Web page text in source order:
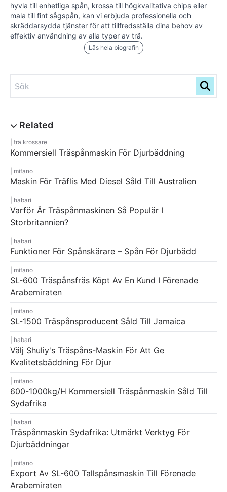
hyvla till enhetliga spån, krossa till högkvalitativa chips eller
mala till fint sågspån, kan vi erbjuda professionella och
skräddarsydda tjänster för att tillfredsställa dina behov av
effektiv användning av alla typer av trä.
Läs hela biografin
trä krossare
Kommersiell Träspånmaskin För Djurbäddning
mifano
Maskin För Träflis Med Diesel Såld Till Australien
habari
Varför Är Träspånmaskinen Så Populär I
Storbritannien?
habari
Funktioner För Spånskärare – Spån För Djurbädd
mifano
SL-600 Träspånsfräs Köpt Av En Kund I Förenade
Arabemiraten
mifano
SL-1500 Träspånsproducent Såld Till Jamaica
habari
Välj Shuliy's Träspåns-Maskin För Att Ge
Kvalitetsbäddning För Djur
mifano
600-1000kg/h Kommersiell Träspånmaskin Såld Till
Sydafrika
habari
Träspånmaskin Sydafrika: Utmärkt Verktyg För
Djurbäddningar
mifano
Export Av SL-600 Tallspånsmaskin Till Förenade
Arabemiraten